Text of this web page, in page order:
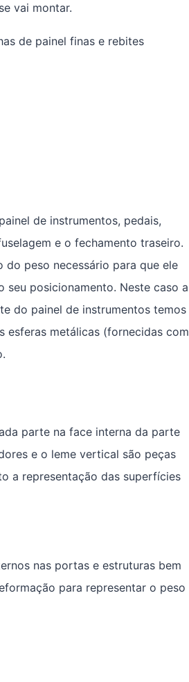
vai montar.
de painel finas e rebites
de instrumentos, pedais,
e o fechamento traseiro.
peso necessário para que ele
posicionamento. Neste caso a
do painel de instrumentos temos
esferas metálicas (fornecidas com
parte na face interna da parte
e o leme vertical são peças
a representação das superfícies
nas portas e estruturas bem
para representar o peso